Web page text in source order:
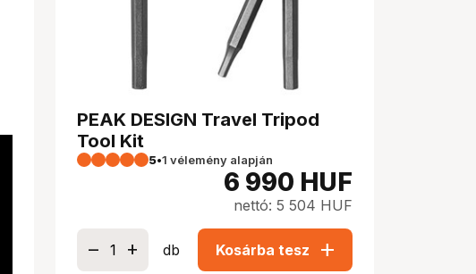
PEAK DESIGN Travel Tripod
Tool Kit
5•1 vélemény alapján
6 990 HUF
nettó: 5 504 HUF
db Kosárba tesz add